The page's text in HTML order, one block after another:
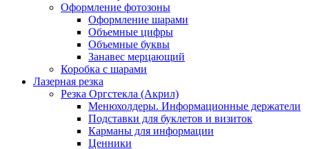
Оформление фотозоны
Оформление шарами
Объемные цифры
Объемные буквы
Занавес мерцающий
Коробка с шарами
Лазерная резка
Резка Оргстекла (Акрил)
Менюхолдеры. Информационные держатели
Подставки для буклетов и визиток
Карманы для информации
Ценники